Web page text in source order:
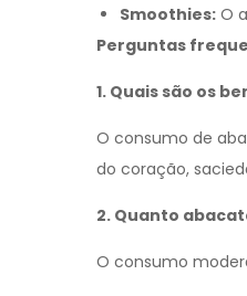
Smoothies: O
Perguntas
1. Quais são os
O consumo de
do coração,
2. Quanto
O consumo